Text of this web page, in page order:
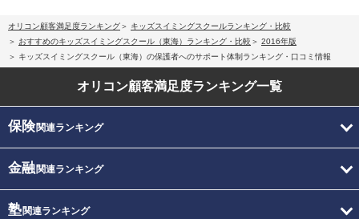
オリコン顧客満足度ランキング
キッズスイミングスクールランキング・比較
おすすめのキッズスイミングスクール（東海）ランキング・比較
2016年版
キッズスイミングスクール（東海）の保護者へのサポート体制ランキング・口コミ情報
オリコン顧客満足度ランキング一覧
保険関連ランキング
金融関連ランキング
塾関連ランキング